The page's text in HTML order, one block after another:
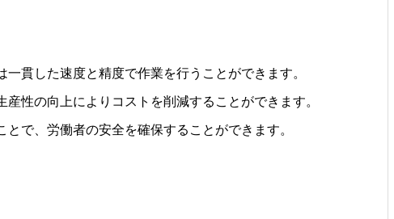
貫した速度と精度で作業を行うことができます。
性の向上によりコストを削減することができます。
で、労働者の安全を確保することができます。